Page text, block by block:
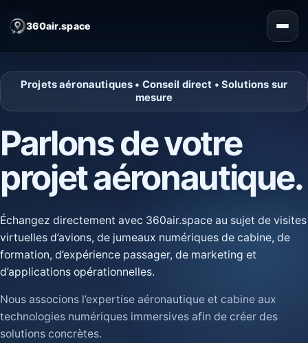
360air.space
Projets aéronautiques • Conseil direct • Solutions sur
mesure
Parlons de votre
projet aéronautique.
Échangez directement avec 360air.space au sujet de visites
virtuelles d’avions, de jumeaux numériques de cabine, de
formation, d’expérience passager, de marketing et
d’applications opérationnelles.
Nous associons l’expertise aéronautique et cabine aux
technologies numériques immersives afin de créer des
solutions concrètes.